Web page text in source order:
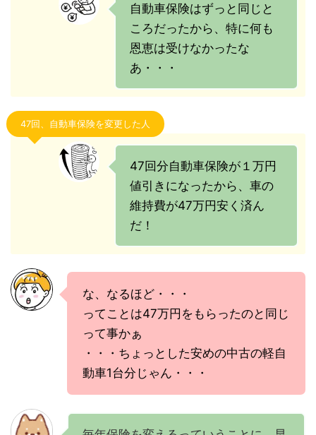
自動車保険はずっと同じと
ころだったから、特に何も
恩恵は受けなかったな
あ・・・
47回、自動車保険を変更した人
47回分自動車保険が１万円
値引きになったから、車の
維持費が47万円安く済ん
だ！
な、なるほど・・・
ってことは47万円をもらったのと同じ
って事かぁ
・・・ちょっとした安めの中古の軽自
動車1台分じゃん・・・